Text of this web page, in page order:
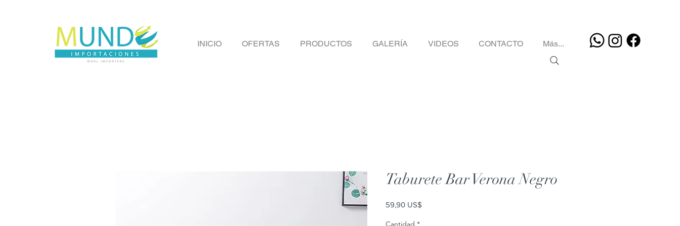
INICIO OFERTAS PRODUCTOS GALERÍA VIDEOS CONTACTO Más...
Taburete Bar Verona Negro
59,90 US$
Cantidad *